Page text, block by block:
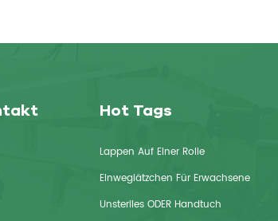
Hot Tags
Lappen Auf Einer Rolle
Einweglätzchen Für Erwachsene
Unsteriles ODER Handtuch